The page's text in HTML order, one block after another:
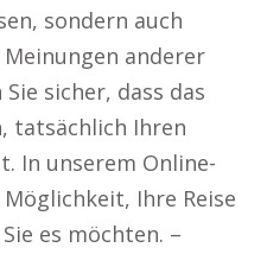
sondern auch
anderer
sicher, dass das
tatsächlich Ihren
In unserem Online-
Ihre Reise
es möchten. –